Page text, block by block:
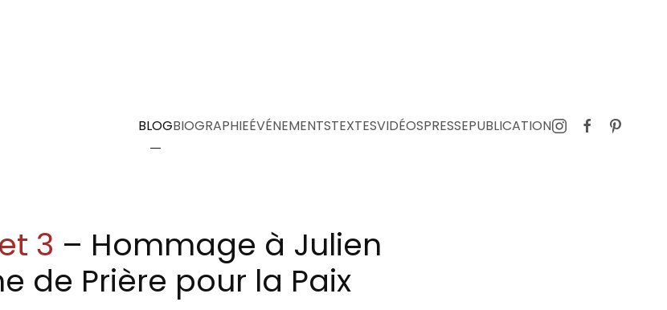
BLOGBIOGRAPHIEÉVÉNEMENTSTEXTESVIDÉOSPRESSEPUBLICATION
3 – Hommage à Julien
de Prière pour la Paix